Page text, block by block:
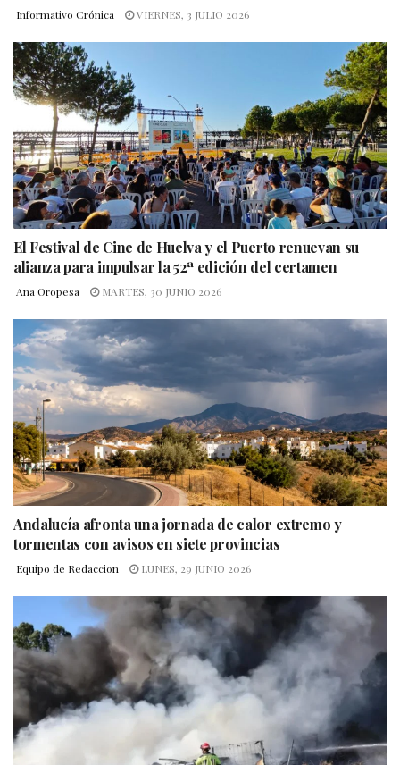
Informativo Crónica VIERNES, 3 JULIO 2026
El Festival de Cine de Huelva y el Puerto renuevan su
alianza para impulsar la 52ª edición del certamen
Ana Oropesa MARTES, 30 JUNIO 2026
Andalucía afronta una jornada de calor extremo y
tormentas con avisos en siete provincias
Equipo de Redaccion LUNES, 29 JUNIO 2026